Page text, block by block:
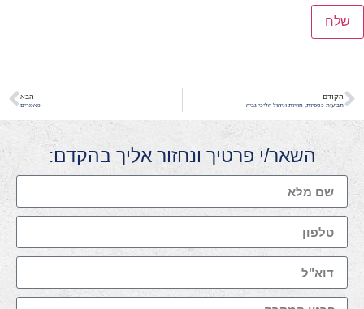
הקודם
תביעות כספיות, חוזיות וניהול הליכי גביה
הבא
מאמרים
השאר/י פרטיך ונחזור אליך בהקדם: